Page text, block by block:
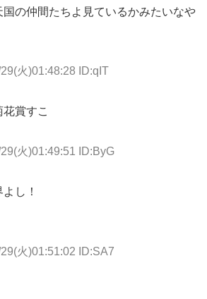
の仲間たちよ見ているかみたいなや
火)01:48:28 ID:qIT
賞すこ
火)01:49:51 ID:ByG
し！
火)01:51:02 ID:SA7